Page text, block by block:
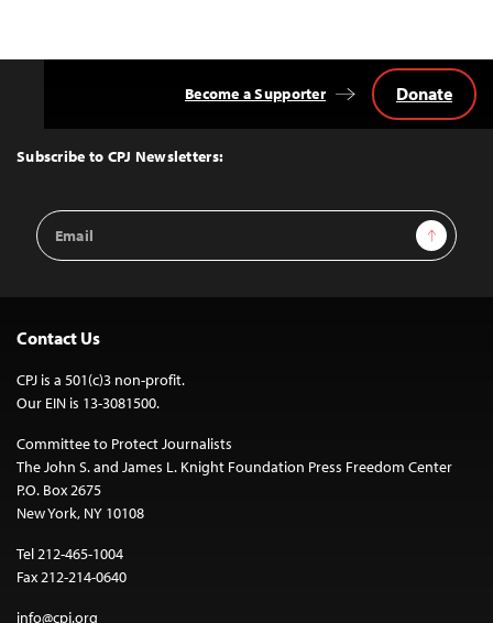
Top
Subscribe to CPJ Newsletters:
Email
Address
Sign Up
Become a Supporter Donate
Contact Us
CPJ is a 501(c)3 non-profit.
Our EIN is 13-3081500.
Committee to Protect Journalists
The John S. and James L. Knight Foundation Press Freedom Center
P.O. Box 2675
New York, NY 10108
Tel 212-465-1004
Fax 212-214-0640
info@cpj.org